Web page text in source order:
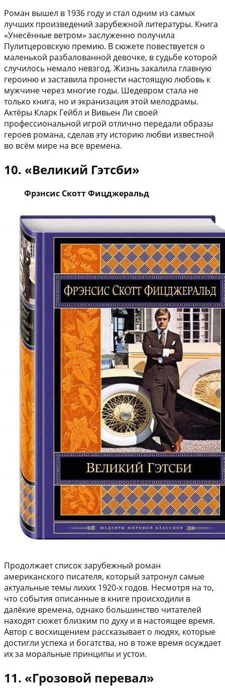
Роман вышел в 1936 году и стал одним из самых
лучших произведений зарубежной литературы. Книга
«Унесённые ветром» заслуженно получила
Пулитцеровскую премию. В сюжете повествуется о
маленькой разбалованной девочке, в судьбе которой
случилось немало невзгод. Жизнь закалила главную
героиню и заставила пронести настоящую любовь к
мужчине через многие годы. Шедевром стала не
только книга, но и экранизация этой мелодрамы.
Актёры Кларк Гейбл и Вивьен Ли своей
профессиональной игрой отлично передали образы
героев романа, сделав эту историю любви известной
во всём мире на все времена.
10. «Великий Гэтсби»
Фрэнсис Скотт Фицджеральд
Продолжает список зарубежный роман
американского писателя, который затронул самые
актуальные темы лихих 1920-х годов. Несмотря на то,
что события описанные в книге происходили в
далёкие времена, однако большинство читателей
находят сюжет близким по духу и в настоящее время.
Автор с восхищением рассказывает о людях, которые
достигли успеха и богатства, но в тоже время осуждает
их за моральные принципы и устои.
11. «Грозовой перевал»